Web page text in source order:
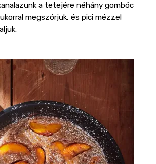
a tetejére néhány gombóc
megszórjuk, és pici mézzel